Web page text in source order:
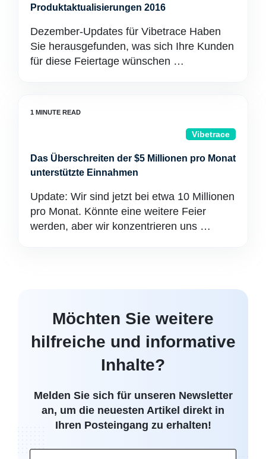
Produktaktualisierungen 2016
Dezember-Updates für Vibetrace Haben
Sie herausgefunden, was sich Ihre Kunden
für diese Feiertage wünschen …
Vibetrace
Das Überschreiten der $5 Millionen pro Monat
unterstützte Einnahmen
Update: Wir sind jetzt bei etwa 10 Millionen
pro Monat. Könnte eine weitere Feier
werden, aber wir konzentrieren uns …
Möchten Sie weitere
hilfreiche und informative
Inhalte?
Melden Sie sich für unseren Newsletter
an, um die neuesten Artikel direkt in
Ihren Posteingang zu erhalten!